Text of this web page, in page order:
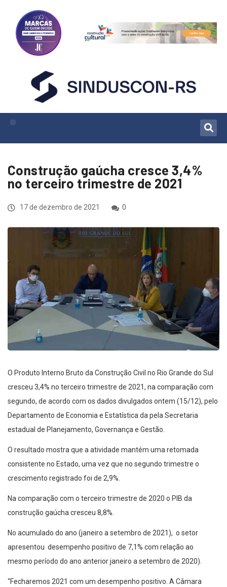
Construção gaúcha cresce 3,4%
no terceiro trimestre de 2021
17 de dezembro de 2021 0
O Produto Interno Bruto da Construção Civil no Rio Grande do Sul
cresceu 3,4% no terceiro trimestre de 2021, na comparação com
segundo, de acordo com os dados divulgados ontem (15/12), pelo
Departamento de Economia e Estatística da pela Secretaria
estadual de Planejamento, Governança e Gestão.
O resultado mostra que a atividade mantém uma retomada
consistente no Estado, uma vez que no segundo trimestre o
crescimento registrado foi de 2,9%.
Na comparação com o terceiro trimestre de 2020 o PIB da
construção gaúcha cresceu 8,8%.
No acumulado do ano (janeiro a setembro de 2021), o setor
apresentou desempenho positivo de 7,1% com relação ao
mesmo período do ano anterior janeiro a setembro de 2020).
“Fecharemos 2021 com um desempenho positivo. A Câmara